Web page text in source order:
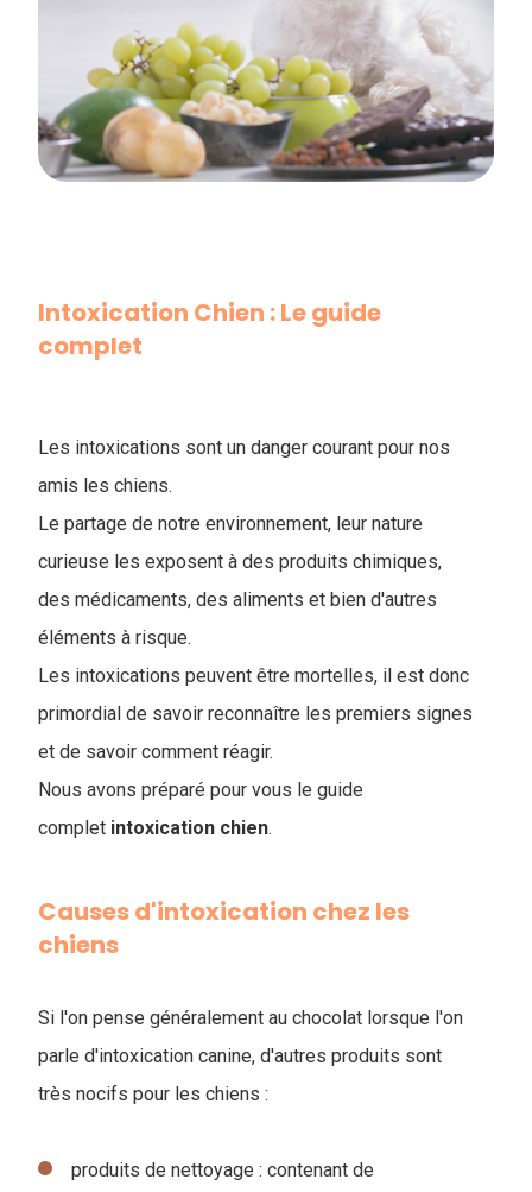
Intoxication Chien : Le guide
complet
Les intoxications sont un danger courant pour nos
amis les chiens.
Le partage de notre environnement, leur nature
curieuse les exposent à des produits chimiques,
des médicaments, des aliments et bien d'autres
éléments à risque.
Les intoxications peuvent être mortelles, il est donc
primordial de savoir reconnaître les premiers signes
et de savoir comment réagir.
Nous avons préparé pour vous le guide
complet intoxication chien.
Causes d'intoxication chez les
chiens
Si l'on pense généralement au chocolat lorsque l'on
parle d'intoxication canine, d'autres produits sont
très nocifs pour les chiens :
produits de nettoyage : contenant de